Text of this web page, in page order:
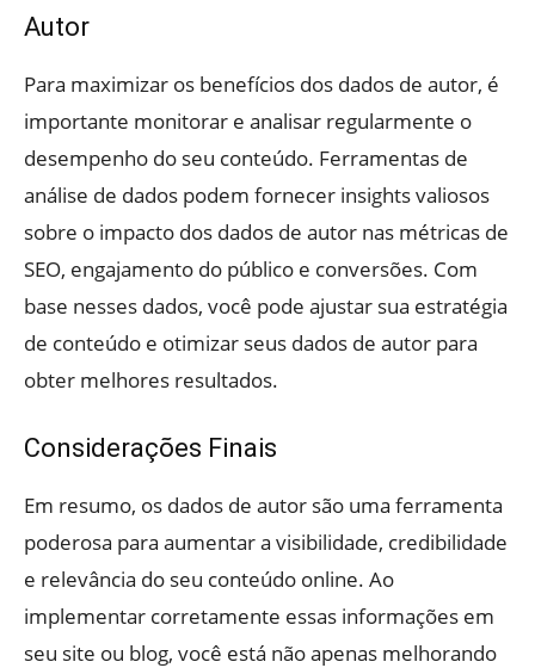
Autor
Para maximizar os benefícios dos dados de autor, é
importante monitorar e analisar regularmente o
desempenho do seu conteúdo. Ferramentas de
análise de dados podem fornecer insights valiosos
sobre o impacto dos dados de autor nas métricas de
SEO, engajamento do público e conversões. Com
base nesses dados, você pode ajustar sua estratégia
de conteúdo e otimizar seus dados de autor para
obter melhores resultados.
Considerações Finais
Em resumo, os dados de autor são uma ferramenta
poderosa para aumentar a visibilidade, credibilidade
e relevância do seu conteúdo online. Ao
implementar corretamente essas informações em
seu site ou blog, você está não apenas melhorando